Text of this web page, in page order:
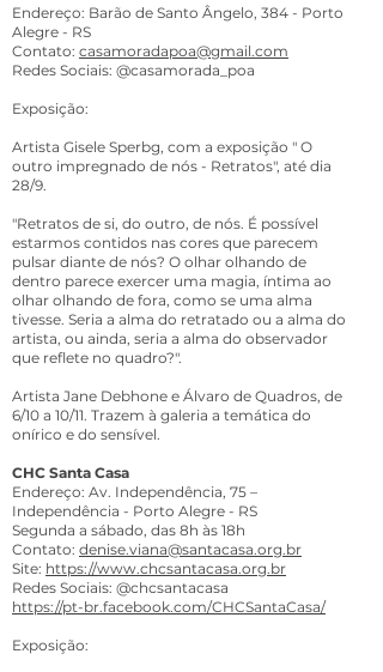
Endereço: Barão de Santo Ângelo, 384 - Porto
Alegre - RS
Contato: casamoradapoa@gmail.com
Redes Sociais: @casamorada_poa
Exposição:
Artista Gisele Sperbg, com a exposição " O
outro impregnado de nós - Retratos", até dia
28/9.
"Retratos de si, do outro, de nós. É possível
estarmos contidos nas cores que parecem
pulsar diante de nós? O olhar olhando de
dentro parece exercer uma magia, íntima ao
olhar olhando de fora, como se uma alma
tivesse. Seria a alma do retratado ou a alma do
artista, ou ainda, seria a alma do observador
que reflete no quadro?".
Artista Jane Debhone e Álvaro de Quadros, de
6/10 a 10/11. Trazem à galeria a temática do
onírico e do sensível.
CHC Santa Casa
Endereço: Av. Independência, 75 –
Independência - Porto Alegre - RS
Segunda a sábado, das 8h às 18h
Contato: denise.viana@santacasa.org.br
Site: https://www.chcsantacasa.org.br
Redes Sociais: @chcsantacasa
https://pt-br.facebook.com/CHCSantaCasa/
Exposição: